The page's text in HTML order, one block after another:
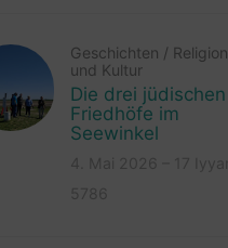
Geschichten / Religion
und Kultur
Die drei jüdischen
Friedhöfe im
Seewinkel